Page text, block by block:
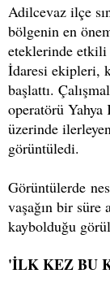
Adilcevaz ilçe
bölgenin en
eteklerinde etkili
İdaresi ekipleri,
başlattı.
operatörü Yahya
üzerinde
görüntüledi.
Görüntülerde
vaşağın bir süre
kaybolduğu
'İLK KEZ BU